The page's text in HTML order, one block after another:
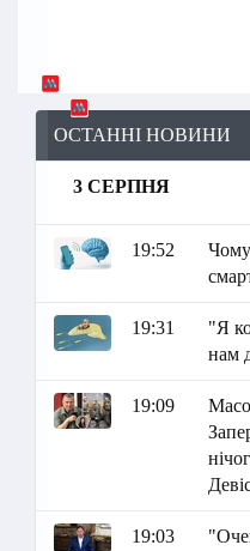
ОСТАННІ НОВИНИ
3 СЕРПНЯ
19:52
19:31
"Я
нам
19:09
19:03